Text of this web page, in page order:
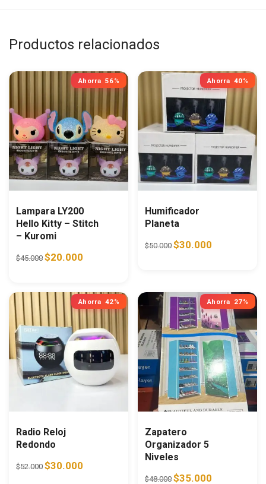
Productos relacionados
Ahorra 56%
Lampara LY200
Hello Kitty – Stitch
– Kuromi
$45.000 Original price was: $45.000.
$20.000
Ahorra 40%
Humificador
Planeta
$50.000 Original price was:
$30.000
Ahorra 42%
Radio Reloj
Redondo
$52.000 Original price was: $52.000.
$30.000 Current price is: $30.000.
Ahorra 27%
Zapatero
Organizador 5
Niveles
$48.000 Original price was:
$35.000